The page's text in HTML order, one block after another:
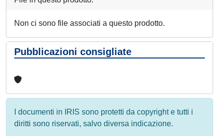
Non ci sono file associati a questo prodotto.
Pubblicazioni consigliate
I documenti in IRIS sono protetti da copyright e tutti i
diritti sono riservati, salvo diversa indicazione.